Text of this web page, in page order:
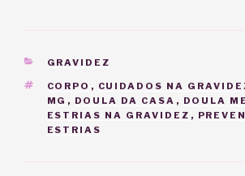
CATEGORIAS
GRAVIDEZ
TAGS
CORPO , CUIDADOS NA
MG , DOULA DA CASA , DOULA
ESTRIAS NA GRAVIDEZ ,
ESTRIAS